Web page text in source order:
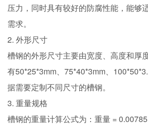
压力，同时具有较好的防腐性能，能够
需求。
2. 外形尺寸
槽钢的外形尺寸主要由宽度、高度和厚
有50*25*3mm、75*40*3mm、
据需要定制不同尺寸的槽钢。
3. 重量规格
槽钢的重量计算公式为：重量 =